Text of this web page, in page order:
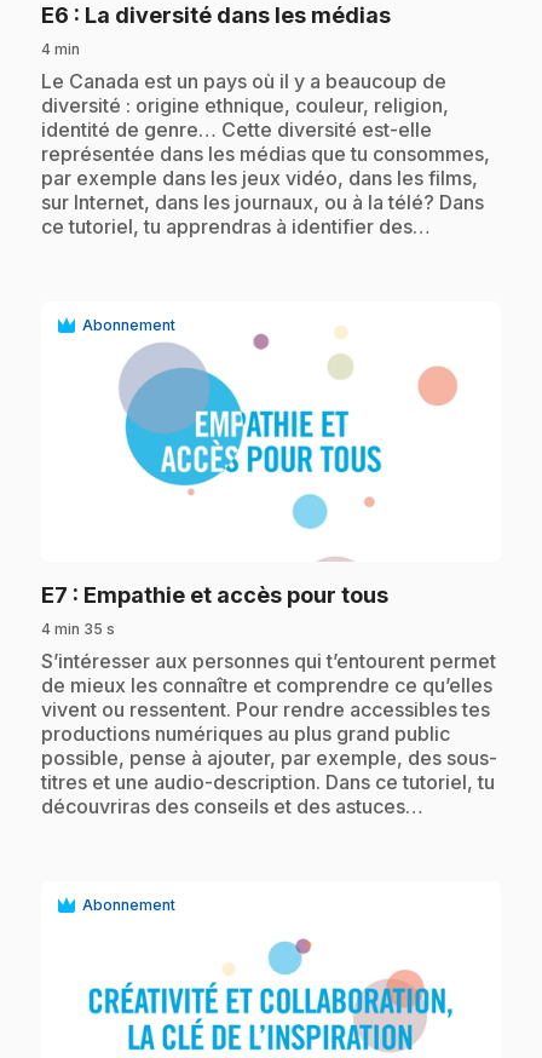
E6 : La diversité dans les médias.
4 min
.Le Canada est un pays où il y a beaucoup de
diversité : origine ethnique, couleur, religion,
identité de genre… Cette diversité est-elle
représentée dans les médias que tu consommes,
par exemple dans les jeux vidéo, dans les films,
sur Internet, dans les journaux, ou à la télé? Dans
ce tutoriel, tu apprendras à identifier des…
Abonnement
E7 : Empathie et accès pour tous.
4 min 35 s
.S’intéresser aux personnes qui t’entourent permet
de mieux les connaître et comprendre ce qu’elles
vivent ou ressentent. Pour rendre accessibles tes
productions numériques au plus grand public
possible, pense à ajouter, par exemple, des sous-
titres et une audio-description. Dans ce tutoriel, tu
découvriras des conseils et des astuces…
Abonnement